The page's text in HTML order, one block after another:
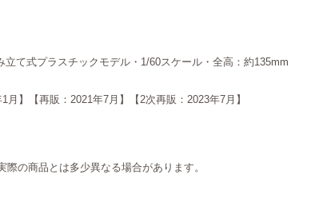
立て式プラスチックモデル・1/60スケール・全高：約135mm
1月】【再販：2021年7月】【2次再販：2023年7月】
際の商品とは多少異なる場合があります。